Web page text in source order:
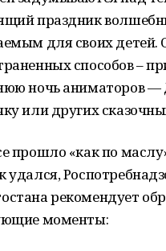
праздник
для своих детей.
способов –
ночь аниматоров —
или других
прошло «как по
удался,
рекомендует
моменты: